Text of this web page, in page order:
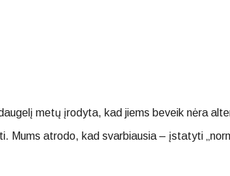
metų įrodyta, kad jiems beveik nėra
Mums atrodo, kad svarbiausia – įstatyti